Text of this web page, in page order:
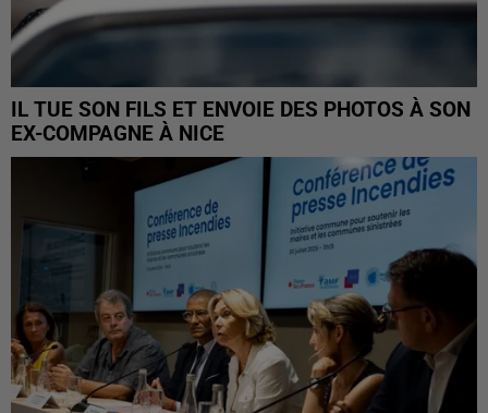
IL TUE SON FILS ET ENVOIE DES PHOTOS À SON
EX-COMPAGNE À NICE